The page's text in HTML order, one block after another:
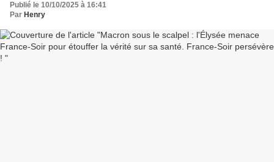
Publié le 10/10/2025 à 16:41
Par Henry